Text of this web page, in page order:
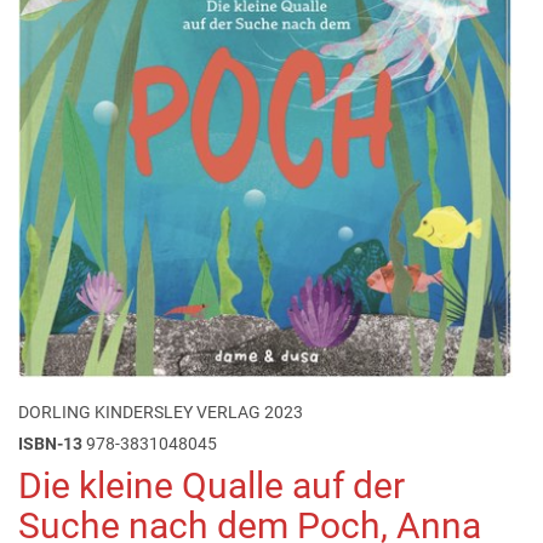
DORLING KINDERSLEY VERLAG 2023
ISBN-13978-3831048045
Die kleine Qualle auf der
Suche nach dem Poch, Anna